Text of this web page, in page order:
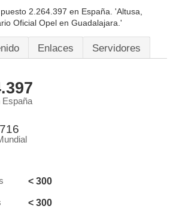
2.264.397 en España. 'Altusa,
Oficial Opel en Guadalajara.'
Enlaces Servidores
España
< 300
< 300